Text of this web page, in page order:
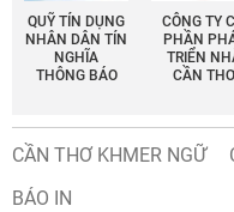
QUỸ TÍN DỤNG
NHÂN DÂN TÍN
NGHĨA
THÔNG BÁO
CÔNG TY
PHẦN
TRIỂN
CẦN THƠ
CẦN THƠ KHMER NGỮ
BÁO IN